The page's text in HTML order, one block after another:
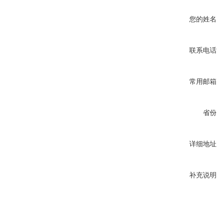
您的姓名
联系电话
常用邮箱
省份
详细地址
补充说明